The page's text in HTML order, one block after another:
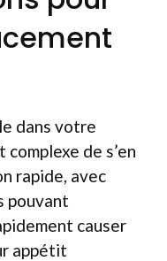
dans votre
de s’en
rapide, avec
pouvant
causer
appétit